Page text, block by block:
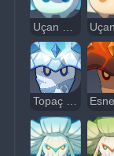
Topaç Buz Mantarı